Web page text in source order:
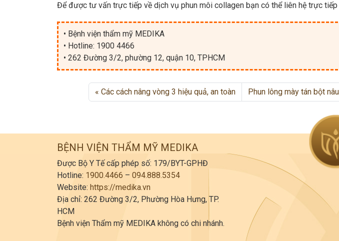
Để được tư vấn trực tiếp về dịch vụ phun môi collagen bạn có thể liên hệ trực tiếp
• Bệnh viện thẩm mỹ MEDIKA
• Hotline: 1900 4466
• 262 Đường 3/2, phường 12, quận 10, TPHCM
Các cách nâng vòng 3 hiệu quả, an toàn Phun lông mày tán bột
BỆNH VIỆN THẨM MỸ MEDIKA
Được Bộ Y Tế cấp phép số: 179/BYT-GPHĐ
Hotline: 1900.4466 – 094.888.5354
Website: https://medika.vn
Địa chỉ: 262 Đường 3/2, Phường Hòa Hưng, TP.
HCM
Bệnh viện Thẩm mỹ MEDIKA không có chi nhánh.